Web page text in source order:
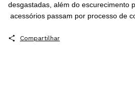
desgastadas, além do escurecimento
acessórios passam por processo de
Compartilhar